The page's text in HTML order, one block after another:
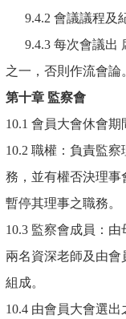
9.4.2 會議議程及
9.4.3 每次會議出
之一，否則作流會論
第十章 監察會
10.1 會員大會休會期
10.2 職權：負責監
務，並有權否決理事
暫停其理事之職務。
10.3 監察會成員：
兩名資深老師及由會
組成。
10.4 由會員大會選